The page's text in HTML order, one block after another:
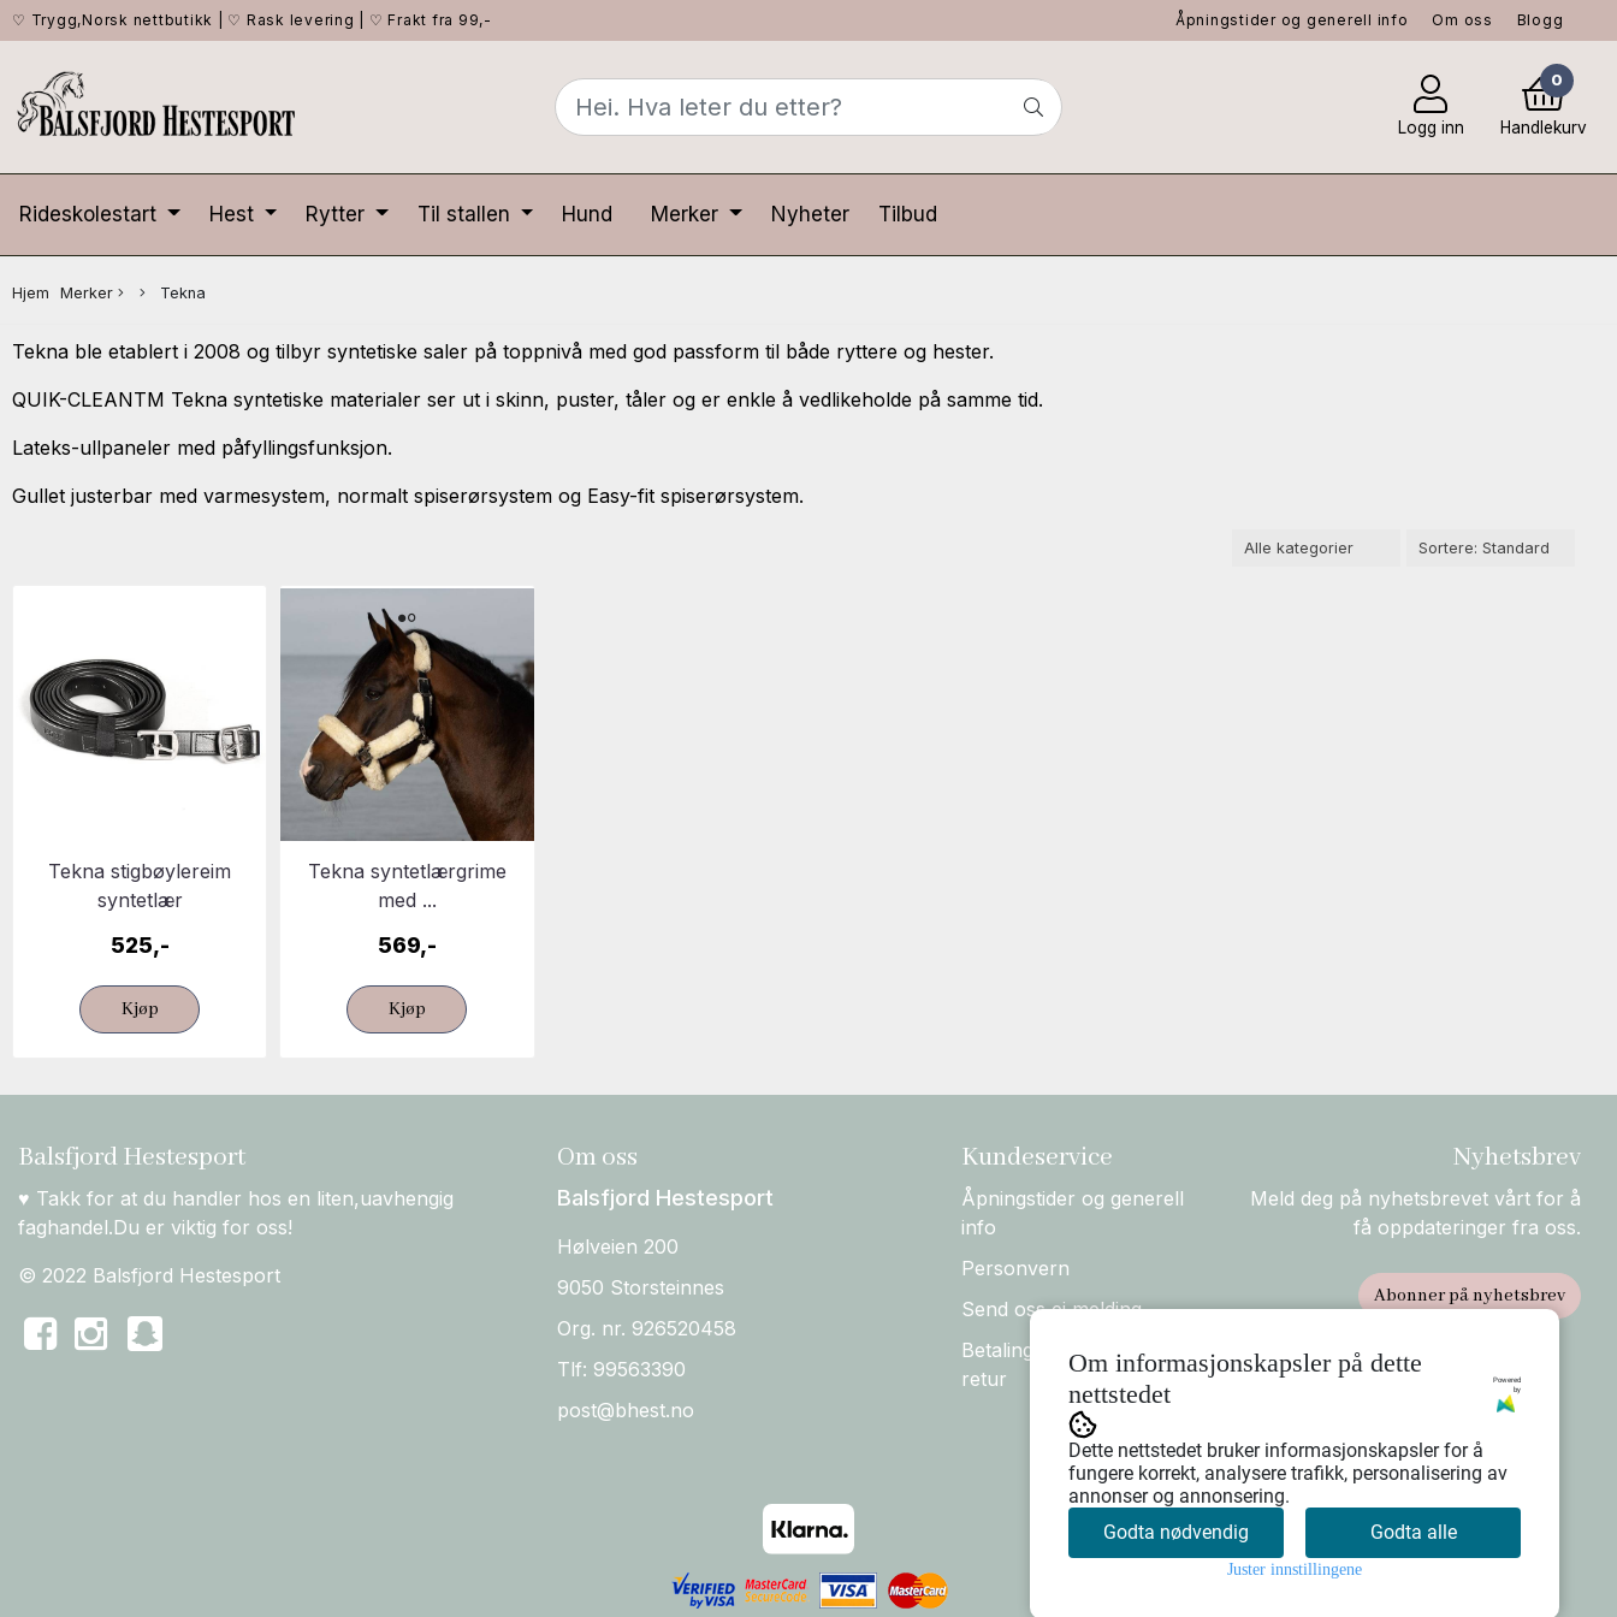
♡ Trygg,Norsk nettbutikk ♡ Rask levering ♡ Frakt fra 99,- Åpningstider og generell info Om oss Blogg
Logg inn
0
Handlekurv
Rideskolestart Hest Rytter Til stallen Hund Merker Nyheter Tilbud
Hjem Merker Tekna
Tekna ble etablert i 2008 og tilbyr syntetiske saler på toppnivå med god passform til både ryttere og hester.
QUIK-CLEANTM Tekna syntetiske materialer ser ut i skinn, puster, tåler og er enkle å vedlikeholde på samme tid.
Lateks-ullpaneler med påfyllingsfunksjon.
Gullet justerbar med varmesystem, normalt spiserørsystem og Easy-fit spiserørsystem.
Tekna stigbøylereim
syntetlær
525,-
Kjøp
Tekna syntetlærgrime
med ...
569,-
Kjøp
Balsfjord Hestesport
♥ Takk for at du handler hos en liten,uavhengig
faghandel.Du er viktig for oss!
© 2022 Balsfjord Hestesport
Om oss
Balsfjord Hestesport
Hølveien 200
9050 Storsteinnes
Org. nr. 926520458
Tlf: 99563390
post@bhest.no
Kundeservice
Åpningstider og generell
info
Personvern
Send oss ei melding
Betaling, Forsendelse og
retur
Nyhetsbrev
Meld deg på nyhetsbrevet vårt for å
få oppdateringer fra oss.
Abonner på nyhetsbrev
Om informasjonskapsler på dette
nettstedet
Powered
by
Dette nettstedet bruker informasjonskapsler for å
fungere korrekt, analysere trafikk, personalisering av
annonser og annonsering.
Godta nødvendig
Godta alle
Juster innstillingene